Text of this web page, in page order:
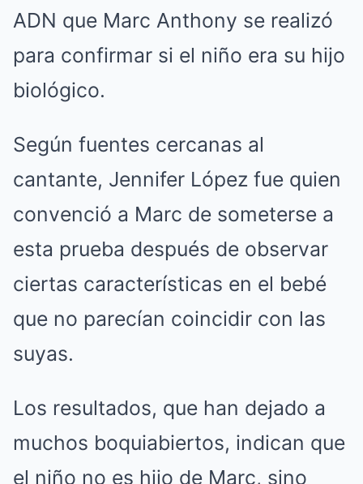
ADN que Marc Anthony se realizó
para confirmar si el niño era su hijo
biológico.
Según fuentes cercanas al
cantante, Jennifer López fue quien
convenció a Marc de someterse a
esta prueba después de observar
ciertas características en el bebé
que no parecían coincidir con las
suyas.
Los resultados, que han dejado a
muchos boquiabiertos, indican que
el niño no es hijo de Marc, sino